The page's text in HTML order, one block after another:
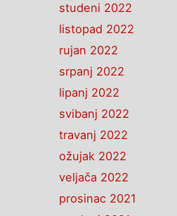
studeni 2022
listopad 2022
rujan 2022
srpanj 2022
lipanj 2022
svibanj 2022
travanj 2022
ožujak 2022
veljača 2022
prosinac 2021